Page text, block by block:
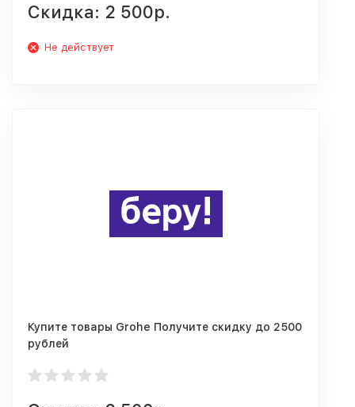
Скидка: 2 500р.
Не действует
Купите товары Grohe Получите скидку до 2500
рублей